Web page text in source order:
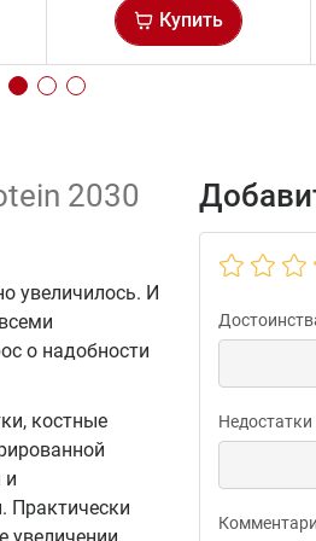
Купить
2030
увеличилось. И
о надобности
костные
и
Практически
увеличении
Недостатки